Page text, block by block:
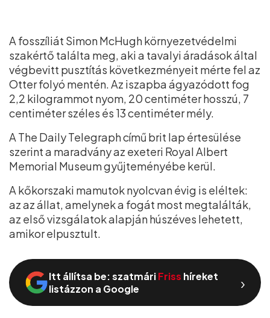
A fosszíliát Simon McHugh környezetvédelmi
szakértő találta meg, aki a tavalyi áradások által
végbevitt pusztítás következményeit mérte fel az
Otter folyó mentén. Az iszapba ágyazódott fog
2,2 kilogrammot nyom, 20 centiméter hosszú, 7
centiméter széles és 13 centiméter mély.
A The Daily Telegraph című brit lap értesülése
szerint a maradvány az exeteri Royal Albert
Memorial Museum gyűjteményébe kerül.
A kőkorszaki mamutok nyolcvan évig is eléltek:
az az állat, amelynek a fogát most megtalálták,
az első vizsgálatok alapján húszéves lehetett,
amikor elpusztult.
Itt állítsa be: szatmáriFriss híreket
listázzon a Google
›